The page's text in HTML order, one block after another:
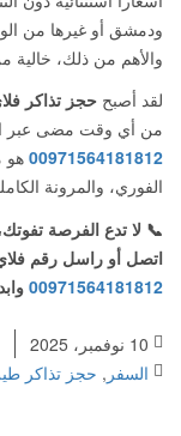
ودمشق أو غيرها من
والأهم من ذلك، خالية
لقد أصبح حجز تذاكر
من أي وقت مضى عبر
00971564181812 هو
الفوري، والمرونة
📞 لا تدع الفرصة
اتصل أو راسل رقم
00971564181812
السفر , حجز تذاكر